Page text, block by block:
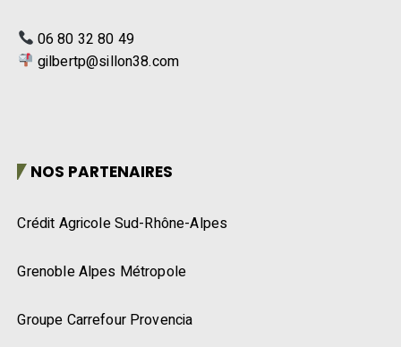
06 80 32 80 49
gilbertp@sillon38.com
NOS PARTENAIRES
Crédit Agricole Sud-Rhône-Alpes
Grenoble Alpes Métropole
Groupe Carrefour Provencia